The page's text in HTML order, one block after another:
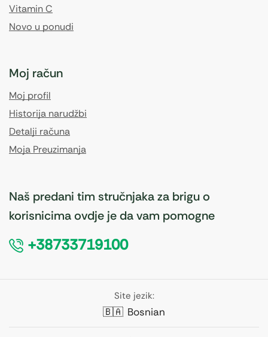
Vitamin C
Novo u ponudi
Moj račun
Moj profil
Historija narudžbi
Detalji računa
Moja Preuzimanja
Naš predani tim stručnjaka za brigu o
korisnicima ovdje je da vam pomogne
+38733719100
Site jezik:
🇧🇦 Bosnian